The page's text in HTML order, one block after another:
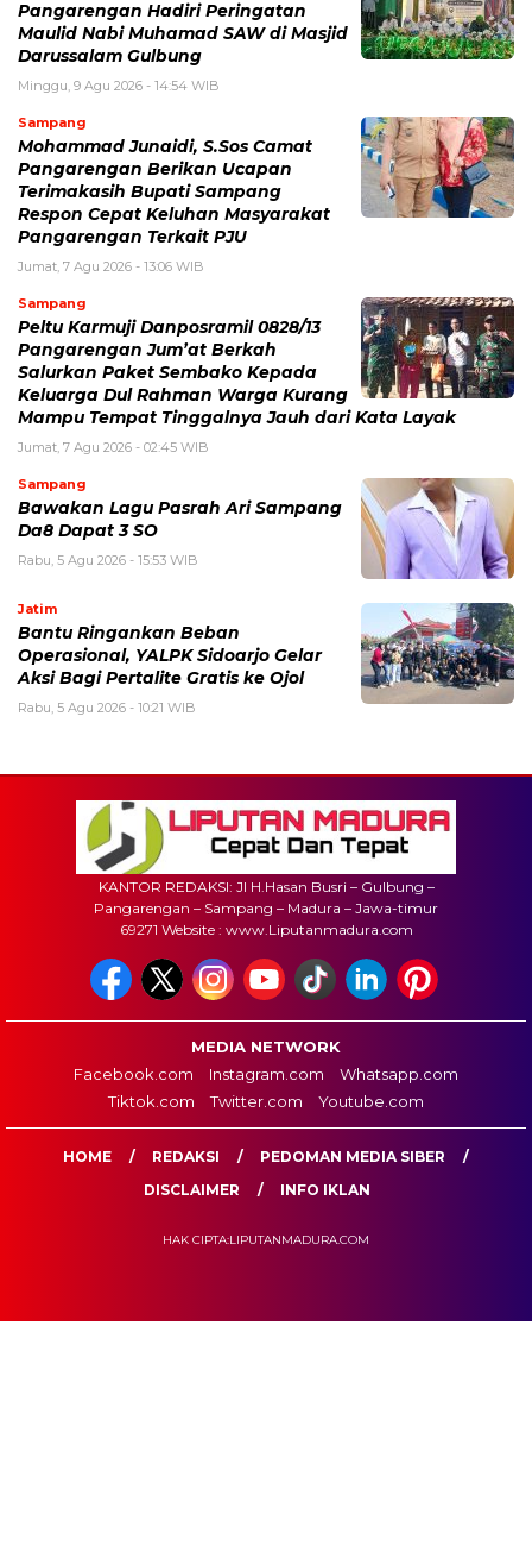
Pangarengan Hadiri Peringatan
Maulid Nabi Muhamad SAW di Masjid
Darussalam Gulbung
Minggu, 9 Agu 2026 - 14:54 WIB
Sampang
Mohammad Junaidi, S.Sos Camat
Pangarengan Berikan Ucapan
Terimakasih Bupati Sampang
Respon Cepat Keluhan Masyarakat
Pangarengan Terkait PJU
Jumat, 7 Agu 2026 - 13:06 WIB
Sampang
Peltu Karmuji Danposramil 0828/13
Pangarengan Jum’at Berkah
Salurkan Paket Sembako Kepada
Keluarga Dul Rahman Warga Kurang
Mampu Tempat Tinggalnya Jauh dari Kata Layak
Jumat, 7 Agu 2026 - 02:45 WIB
Sampang
Bawakan Lagu Pasrah Ari Sampang
Da8 Dapat 3 SO
Rabu, 5 Agu 2026 - 15:53 WIB
Jatim
Bantu Ringankan Beban
Operasional, YALPK Sidoarjo Gelar
Aksi Bagi Pertalite Gratis ke Ojol
Rabu, 5 Agu 2026 - 10:21 WIB
KANTOR REDAKSI: Jl H.Hasan Busri – Gulbung –
Pangarengan – Sampang – Madura – Jawa-timur
69271 Website : www.Liputanmadura.com
MEDIA NETWORK
Facebook.com
Instagram.com
Whatsapp.com
Tiktok.com
Twitter.com Youtube.com
HOME REDAKSI
PEDOMAN MEDIA SIBER
DISCLAIMER
INFO IKLAN
HAK CIPTA:LIPUTANMADURA.COM